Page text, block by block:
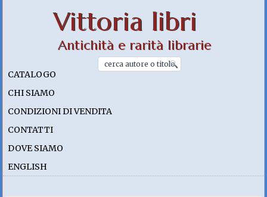
Vittoria libri
Antichità e rarità librarie
CATALOGO
CHI SIAMO
CONDIZIONI DI VENDITA
CONTATTI
DOVE SIAMO
ENGLISH